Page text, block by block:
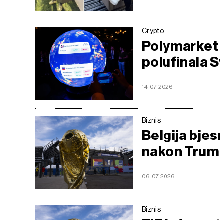
Crypto
polufinala
14.07.2026
Biznis
Belgija
nakon
06.07.2026
Biznis